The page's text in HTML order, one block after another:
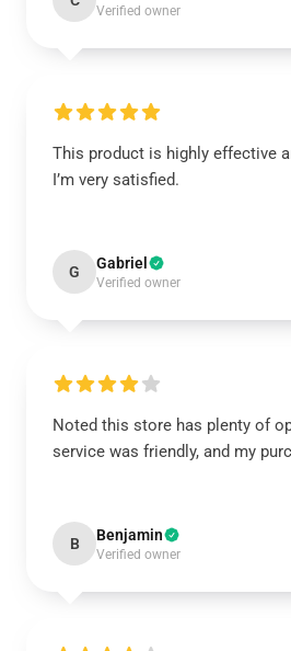
Verified owner
This product is highly effective
I’m very satisfied.
G Gabriel
Verified owner
Noted this store has plenty of
service was friendly, and my
B Benjamin
Verified owner